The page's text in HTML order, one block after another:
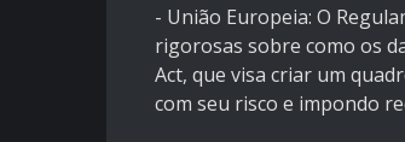
- União Europeia: O
rigorosas sobre como os
Act, que visa criar um
com seu risco e impondo